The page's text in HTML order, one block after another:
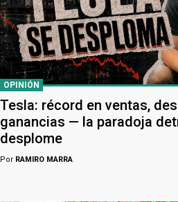
OPINIÓN
Tesla: récord en ventas,
ganancias — la paradoja
desplome
Por RAMIRO MARRA